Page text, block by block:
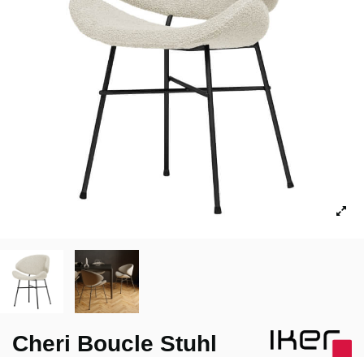
Cheri Boucle Stuhl